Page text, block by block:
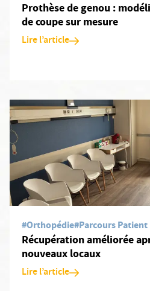
Prothèse de genou :
de coupe sur mesure
Lire l’article
En savoir plus: Récupération
#Orthopédie#Parcours Patient
Récupération améliorée
nouveaux locaux
Lire l’article